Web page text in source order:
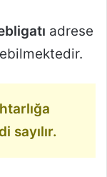
adrese
sayılır.